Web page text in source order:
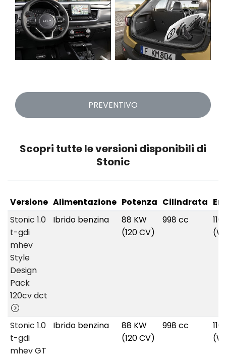
PREVENTIVO
Scopri tutte le versioni disponibili di
Stonic
Versione Alimentazione Potenza Cilindrata
Stonic 1.0
t-gdi
mhev
Style
Design
Pack
120cv dct
Ibrido benzina
88 KW
(120 CV)
998 cc
Stonic 1.0
t-gdi
mhev GT
Ibrido benzina
88 KW
(120 CV)
998 cc